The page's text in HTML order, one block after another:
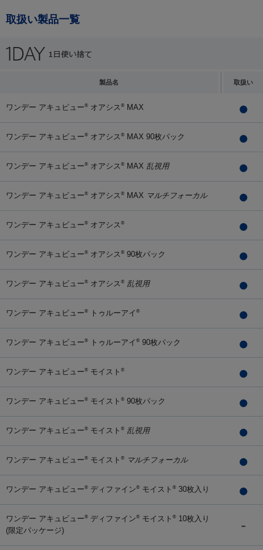
取扱い製品一覧
製品名 取扱い
ワンデー アキュビュー® オアシス ® MAX
ワンデー アキュビュー® オアシス ® MAX 90枚パック
ワンデー アキュビュー® オアシス ® MAX 乱視用
ワンデー アキュビュー® オアシス ® MAX マルチフォーカル
ワンデー アキュビュー® オアシス ®
ワンデー アキュビュー® オアシス ® 90枚パック
ワンデー アキュビュー® オアシス ® 乱視用
ワンデー アキュビュー® トゥルーアイ ®
ワンデー アキュビュー® トゥルーアイ ® 90枚パック
ワンデー アキュビュー® モイスト ®
ワンデー アキュビュー® モイスト ® 90枚パック
ワンデー アキュビュー® モイスト ® 乱視用
ワンデー アキュビュー® モイスト ® マルチフォーカル
ワンデー アキュビュー® ディファイン® モイスト ® 30枚入り
ワンデー アキュビュー® ディファイン® モイスト ® 10枚入り
(限定パッケージ)